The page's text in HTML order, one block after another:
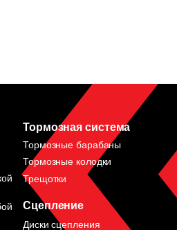
Тормозные барабаны
Тормозные колодки
Трещотки
Диски сцепления
Тормозная система
Сцепление